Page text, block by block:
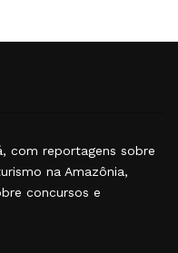
com reportagens sobre
na Amazônia,
concursos e